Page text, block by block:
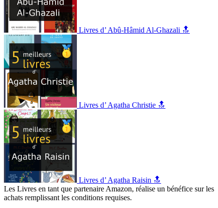
Livres d’ Abû-Hâmid Al-Ghazali 🔝
Livres d’ Agatha Christie 🔝
Livres d’ Agatha Raisin 🔝
Les Livres en tant que partenaire Amazon, réalise un bénéfice sur les
achats remplissant les conditions requises.